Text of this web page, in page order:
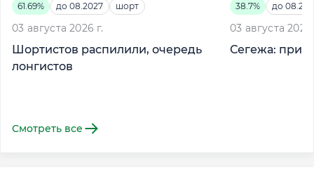
61.69% до 08.2027 шорт
03 августа 2026 г.
Шортистов распилили, очередь
лонгистов
38.7% до
03 августа 2026
Сегежа:
Смотреть все